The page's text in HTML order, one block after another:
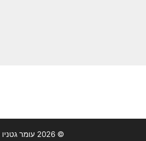
© 2026 עומר גטניו